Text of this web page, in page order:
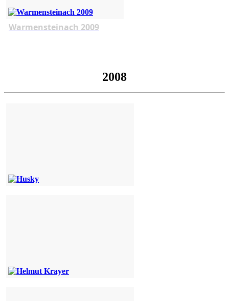
Warmensteinach 2009
2008